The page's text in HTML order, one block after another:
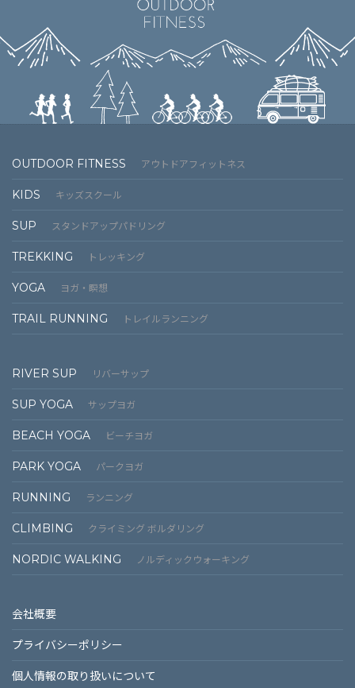
OUTDOOR FITNESS アウトドアフィットネス
KIDS キッズスクール
SUP スタンドアップパドリング
TREKKING トレッキング
YOGA ヨガ・瞑想
TRAIL RUNNING トレイルランニング
RIVER SUP リバーサップ
SUP YOGA サップヨガ
BEACH YOGA ビーチヨガ
PARK YOGA パークヨガ
RUNNING ランニング
CLIMBING クライミング ボルダリング
NORDIC WALKING ノルディックウォーキング
会社概要
プライバシーポリシー
個⼈情報の取り扱いについて